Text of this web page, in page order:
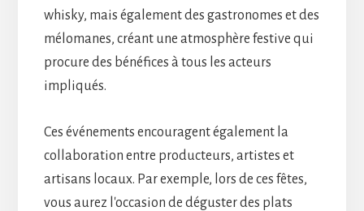
whisky, mais également des gastronomes et des
mélomanes, créant une atmosphère festive qui
procure des bénéfices à tous les acteurs
impliqués.
Ces événements encouragent également la
collaboration entre producteurs, artistes et
artisans locaux. Par exemple, lors de ces fêtes,
vous aurez l'occasion de déguster des plats